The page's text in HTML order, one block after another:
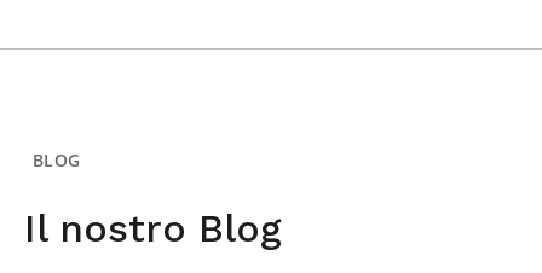
BLOG
Il nostro Blog